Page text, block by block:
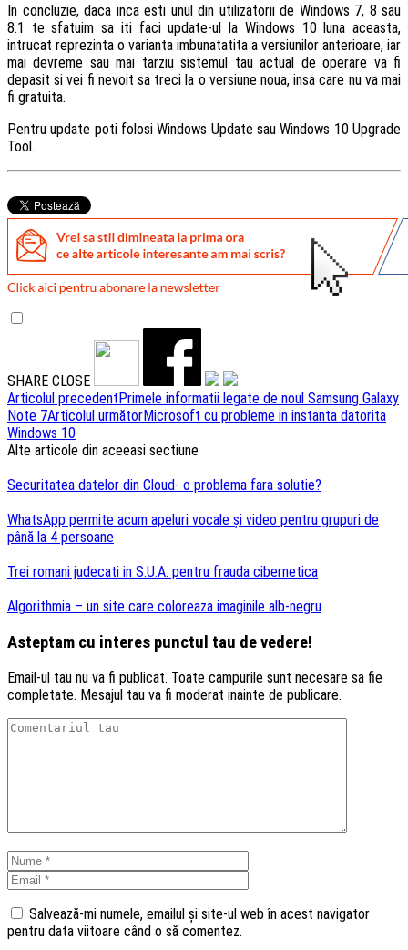
In concluzie, daca inca esti unul din utilizatorii de Windows 7, 8 sau
8.1 te sfatuim sa iti faci update-ul la Windows 10 luna aceasta,
intrucat reprezinta o varianta imbunatatita a versiunilor anterioare, iar
mai devreme sau mai tarziu sistemul tau actual de operare va fi
depasit si vei fi nevoit sa treci la o versiune noua, insa care nu va mai
fi gratuita.
Pentru update poti folosi Windows Update sau Windows 10 Upgrade
Tool.
SHARE CLOSE
Navigare
articole
Articolul precedentPrimele informatii legate de noul Samsung Galaxy
Note 7Articolul următorMicrosoft cu probleme in instanta datorita
Windows 10
Alte articole din aceeasi sectiune
Securitatea datelor din Cloud- o problema fara solutie?
WhatsApp permite acum apeluri vocale și video pentru grupuri de
până la 4 persoane
Trei romani judecati in S.U.A. pentru frauda cibernetica
Algorithmia – un site care coloreaza imaginile alb-negru
Asteptam cu interes punctul tau de vedere!
Email-ul tau nu va fi publicat. Toate campurile sunt necesare sa fie
completate. Mesajul tau va fi moderat inainte de publicare.
Salvează-mi numele, emailul și site-ul web în acest navigator
pentru data viitoare când o să comentez.